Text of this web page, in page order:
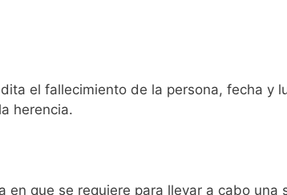
el fallecimiento de la persona, fecha y
herencia.
que se requiere para llevar a cabo una